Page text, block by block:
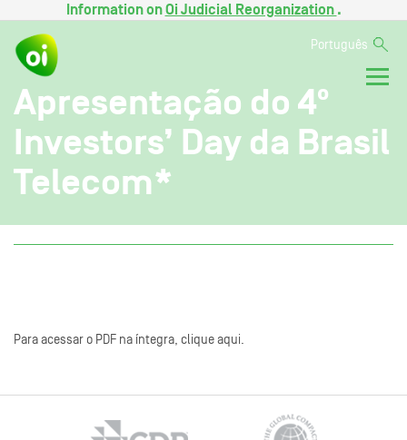
Information onOi Judicial Reorganization .
Português
Apresentação do 4º
Investors’ Day da Brasil
Telecom*
Para acessar o PDF na íntegra, clique aqui.